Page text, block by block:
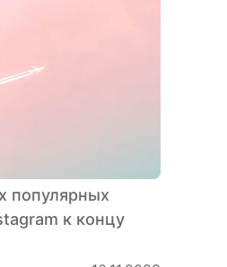
популярных
к концу